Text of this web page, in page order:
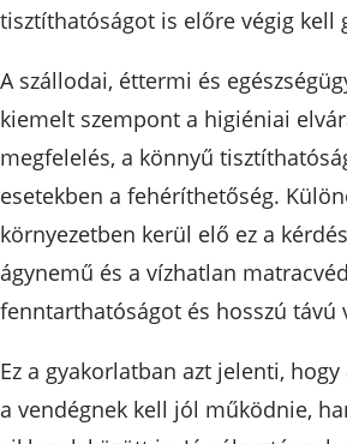
tisztíthatóságot is előre végig kell
A szállodai, éttermi és
kiemelt szempont a higiéniai
megfelelés, a könnyű
esetekben a fehéríthetőség.
környezetben kerül elő ez a
ágynemű és a vízhatlan
fenntarthatóságot és hosszú távú
Ez a gyakorlatban azt jelenti,
a vendégnek kell jól működnie,